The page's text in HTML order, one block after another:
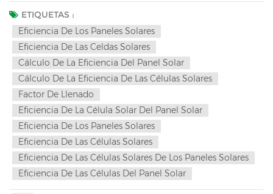
ETIQUETAS :
Eficiencia De Los Paneles Solares
Eficiencia De Las Celdas Solares
Cálculo De La Eficiencia Del Panel Solar
Cálculo De La Eficiencia De Las Células Solares
Factor De Llenado
Eficiencia De La Célula Solar Del Panel Solar
Eficiencia De Los Paneles Solares
Eficiencia De Las Células Solares
Eficiencia De Las Células Solares De Los Paneles Solares
Eficiencia De Las Células Del Panel Solar